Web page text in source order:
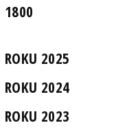
1800
2025
2024
2023